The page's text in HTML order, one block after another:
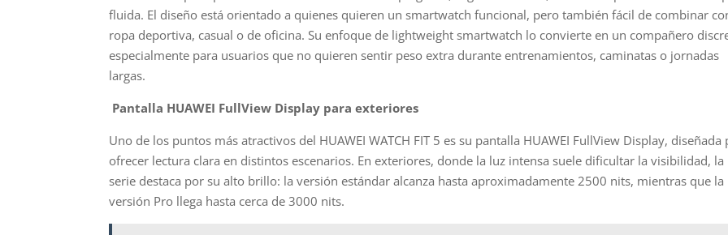
fluida. El diseño está orientado a quienes quieren un smartwatch funcional, pero también fácil de combinar
ropa deportiva, casual o de oficina. Su enfoque de lightweight smartwatch lo convierte en un compañero
especialmente para usuarios que no quieren sentir peso extra durante entrenamientos, caminatas o jornadas
largas.
Pantalla HUAWEI FullView Display para exteriores
Uno de los puntos más atractivos del HUAWEI WATCH FIT 5 es su pantalla HUAWEI FullView Display, diseñada
ofrecer lectura clara en distintos escenarios. En exteriores, donde la luz intensa suele dificultar la visibilidad, la
serie destaca por su alto brillo: la versión estándar alcanza hasta aproximadamente 2500 nits, mientras que la
versión Pro llega hasta cerca de 3000 nits.